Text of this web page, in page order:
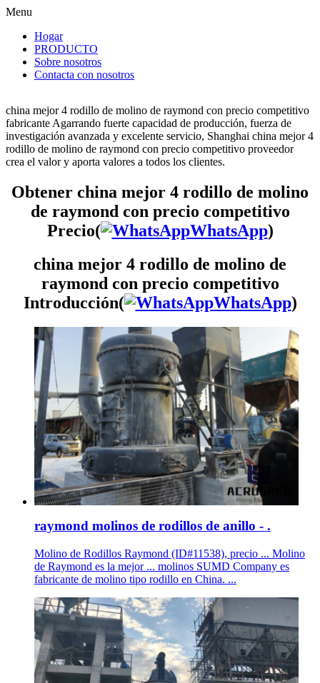
Menu
Hogar
PRODUCTO
Sobre nosotros
Contacta con nosotros
china mejor 4 rodillo de molino de raymond con precio competitivo
fabricante Agarrando fuerte capacidad de producción, fuerza de
investigación avanzada y excelente servicio, Shanghai china mejor 4
rodillo de molino de raymond con precio competitivo proveedor
crea el valor y aporta valores a todos los clientes.
Obtener china mejor 4 rodillo de molino
de raymond con precio competitivo
Precio(
WhatsApp)
china mejor 4 rodillo de molino de
raymond con precio competitivo
Introducción(
WhatsApp)
raymond molinos de rodillos de anillo - .
Molino de Rodillos Raymond (ID#11538), precio ... Molino
de Raymond es la mejor ... molinos SUMD Company es
fabricante de molino tipo rodillo en China. ...